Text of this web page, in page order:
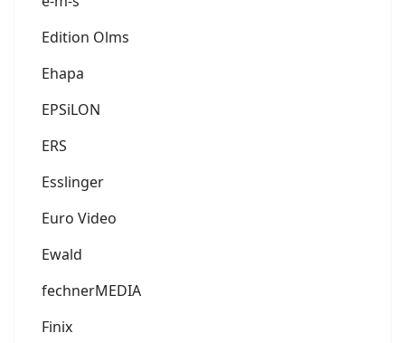
Edition Olms
Ehapa
EPSiLON
ERS
Esslinger
Euro Video
Ewald
fechnerMEDIA
Finix